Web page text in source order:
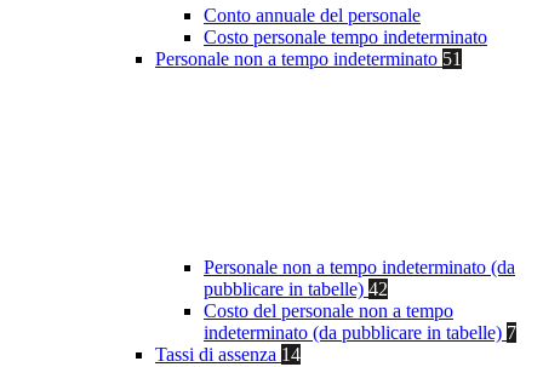
Conto annuale del personale
Costo personale tempo indeterminato
Personale non a tempo indeterminato 51
Personale non a tempo indeterminato (da
pubblicare in tabelle) 42
Costo del personale non a tempo
indeterminato (da pubblicare in tabelle) 7
Tassi di assenza 14